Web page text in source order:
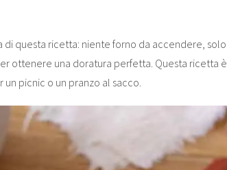
questa ricetta: niente forno da accendere, solo
ottenere una doratura perfetta. Questa ricetta è
picnic o un pranzo al sacco.